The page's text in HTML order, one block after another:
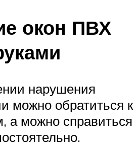
окон ПВХ
нарушения
можно обратиться к
а можно справиться